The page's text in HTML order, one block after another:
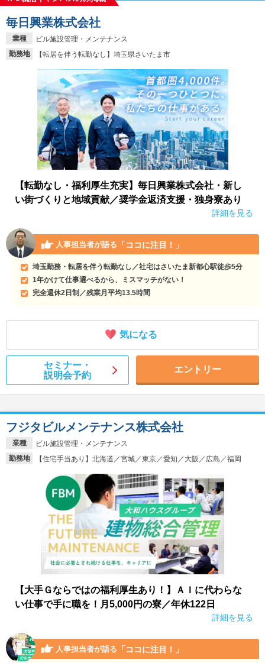
業種
ビル施設管理・メンテナンス
勤務地
【転居を伴う転勤なし】埼玉県さいたま市
毎日興業株式会社
【転勤なし・福利厚生充実】毎日興業株式会社・新し
い街づくりと地域貢献／奨学金返済支援・独身寮あり
詳細を見る
人事担当者が語る 「ココに注目！」
埼玉勤務・転居を伴う転勤なし／社宅はさいたま新都心駅徒歩5分
1年かけて仕事選べるから、ミスマッチがない！
完全週休2日制／残業月平均13.5時間
気になる
セミナー・
説明会予約
エントリー
業種
ビル施設管理・メンテナンス
勤務地
【住宅手当あり】北海道／宮城／東京／愛知／大阪／広島／福岡
フジタビルメンテナンス株式会社
【大手Ｇならではの福利厚生あり！】ＡＩに代わらな
い仕事で手に職を！月5,000円の寮／年休122日
詳細を見る
人事担当者が語る 「ココに注目！」